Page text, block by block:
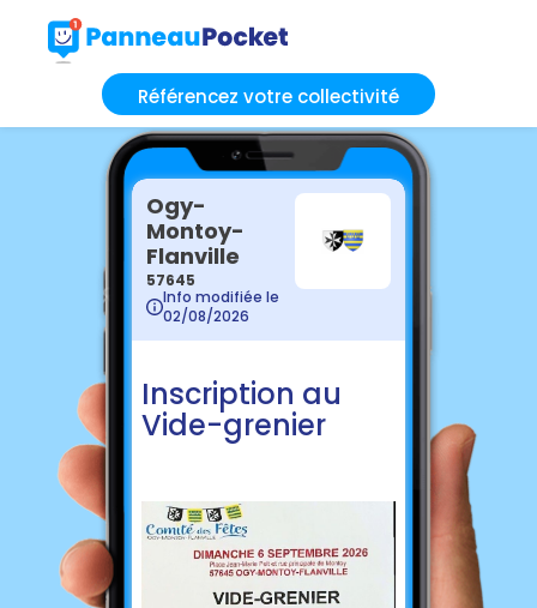
Référencez votre collectivité
Ogy-
Montoy-
Flanville
57645
Info modifiée le
02/08/2026
Inscription au
Vide-grenier